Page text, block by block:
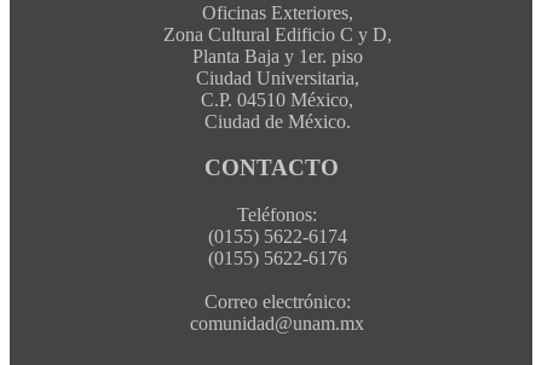
Oficinas Exteriores,
Zona Cultural Edificio C y D,
Planta Baja y 1er. piso
Ciudad Universitaria,
C.P. 04510 México,
Ciudad de México.
CONTACTO
Teléfonos:
(0155) 5622-6174
(0155) 5622-6176
Correo electrónico:
comunidad@unam.mx